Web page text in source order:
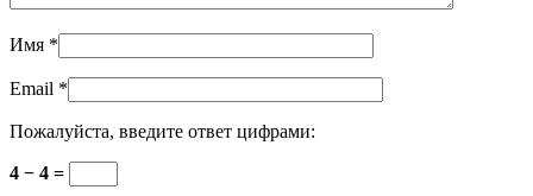
Имя *
Email *
Пожалуйста, введите ответ цифрами:
4 − 4 =